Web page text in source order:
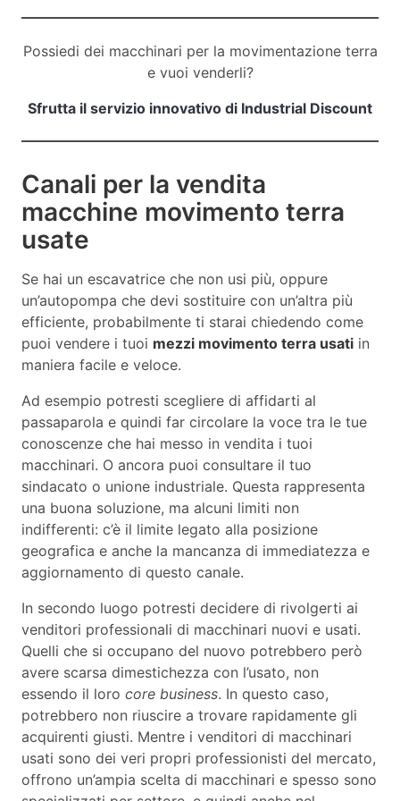
Possiedi dei macchinari per la movimentazione terra
e vuoi venderli?
Sfrutta il servizio innovativo di Industrial Discount
Canali per la vendita
macchine movimento terra
usate
Se hai un escavatrice che non usi più, oppure
un’autopompa che devi sostituire con un’altra più
efficiente, probabilmente ti starai chiedendo come
puoi vendere i tuoi mezzi movimento terra usati in
maniera facile e veloce.
Ad esempio potresti scegliere di affidarti al
passaparola e quindi far circolare la voce tra le tue
conoscenze che hai messo in vendita i tuoi
macchinari. O ancora puoi consultare il tuo
sindacato o unione industriale. Questa rappresenta
una buona soluzione, ma alcuni limiti non
indifferenti: c’è il limite legato alla posizione
geografica e anche la mancanza di immediatezza e
aggiornamento di questo canale.
In secondo luogo potresti decidere di rivolgerti ai
venditori professionali di macchinari nuovi e usati.
Quelli che si occupano del nuovo potrebbero però
avere scarsa dimestichezza con l’usato, non
essendo il loro core business. In questo caso,
potrebbero non riuscire a trovare rapidamente gli
acquirenti giusti. Mentre i venditori di macchinari
usati sono dei veri propri professionisti del mercato,
offrono un’ampia scelta di macchinari e spesso sono